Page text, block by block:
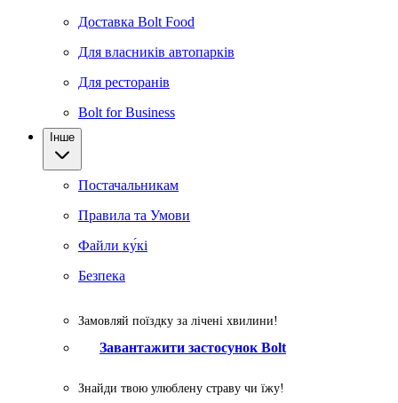
Доставка Bolt Food
Для власників автопарків
Для ресторанів
Bolt for Business
Інше
Постачальникам
Правила та Умови
Файли ку́кі
Безпека
Замовляй поїздку за лічені хвилини!
Завантажити застосунок Bolt
Знайди твою улюблену страву чи їжу!